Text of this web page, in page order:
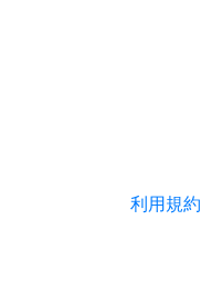
利用規約